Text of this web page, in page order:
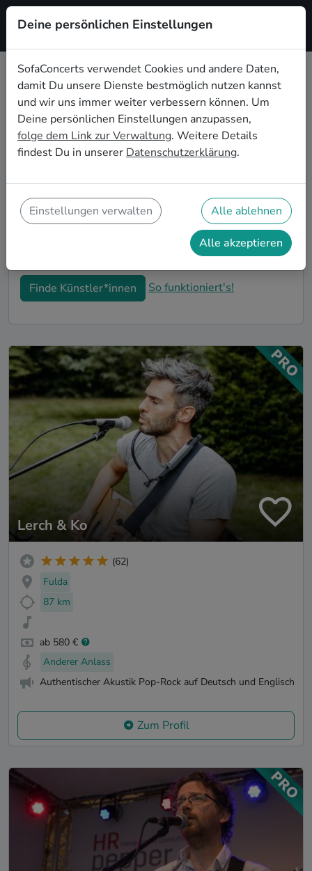
Registrieren
Rock Live-Musik für den
Junggesellenabschied in Würzburg
Rock Singer-Songwriter*innen und Bands sind die
perfekte Idee für einen außergewöhnlichen
wird euer JGA zu einem unvergesslichen Highlight -
die Idee für besondere Feierlichkeiten vor der
Hochzeit! Auf SofaConcerts findet ihr Rock
Musiker*innen in Würzburg, die genau zu euren
Wünschen und eurem Budget passen.
Finde Künstler*innen So funktioniert's!
Lerch & Ko
(62)
Fulda
87 km
ab 580 €
Anderer Anlass
Authentischer Akustik Pop-Rock auf Deutsch und Englisch
Zum Profil
Deine persönlichen Einstellungen
SofaConcerts verwendet Cookies und andere Daten,
damit Du unsere Dienste bestmöglich nutzen kannst
und wir uns immer weiter verbessern können. Um
Deine persönlichen Einstellungen anzupassen,
folge dem Link zur Verwaltung. Weitere Details
findest Du in unserer Datenschutzerklärung.
Einstellungen verwalten Alle ablehnen
Alle akzeptieren